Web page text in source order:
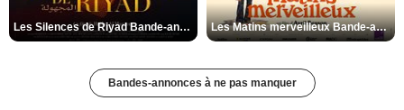
Les Silences de Riyad Bande-annonce VO STFR Les Matins merveilleux Bande-annonce VF
Bandes-annonces à ne pas manquer